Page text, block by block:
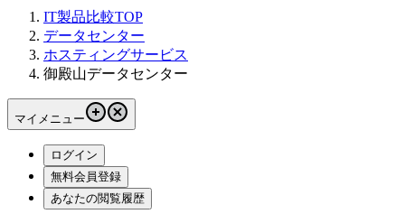
IT製品比較TOP
データセンター
ホスティングサービス
御殿山データセンター
マイメニュー
ログイン
無料会員登録
あなたの閲覧履歴